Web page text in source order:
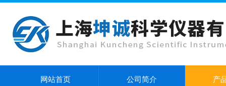
网站首页 公司简介 产